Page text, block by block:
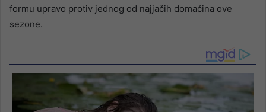
formu upravo protiv jednog od najjačih domaćina ove
sezone.